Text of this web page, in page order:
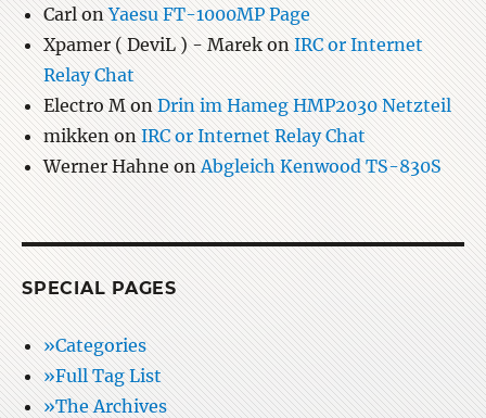
CarlonYaesu FT-1000MP Page
Xpamer ( DeviL ) - Marek onIRC or Internet
Relay Chat
Electro MonDrin im Hameg HMP2030 Netzteil
mikkenonIRC or Internet Relay Chat
Werner Hahneon Abgleich Kenwood TS-830S
SPECIAL PAGES
»Categories
»Full Tag List
»The Archives